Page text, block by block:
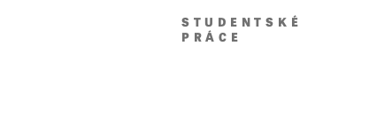
STUDENTSKÉ
PRÁCE